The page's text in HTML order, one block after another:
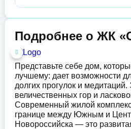
Подробнее о ЖК
Представьте себе дом,
лучшему: дает возможности
долгих прогулок и
величественных гор и
Современный жилой
границе между Южным и
Новороссийска — это